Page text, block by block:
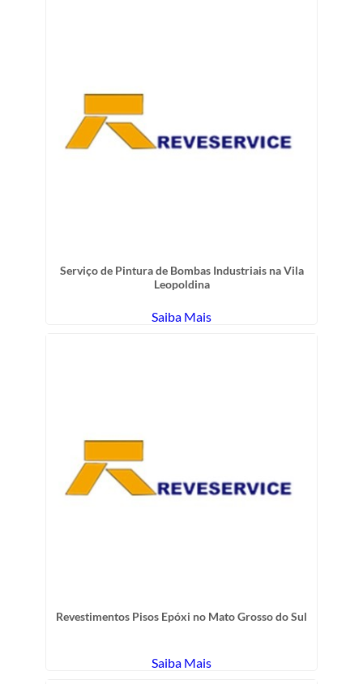
Serviço de Pintura de Bombas Industriais na Vila
Leopoldina
Saiba Mais
Revestimentos Pisos Epóxi no Mato Grosso do Sul
Saiba Mais